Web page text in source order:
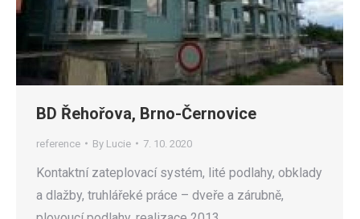
BD Řehořova, Brno-Černovice
reference By Lucie 7. 10. 2020
Kontaktní zateplovací systém, lité podlahy, obklady
a dlažby, truhlářeké práce – dveře a zárubně,